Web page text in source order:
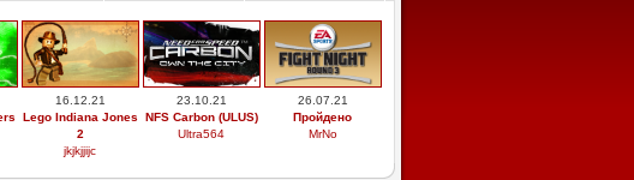
16.12.21
Lego Indiana Jones
2
jkjkjjijc
23.10.21
NFS Carbon (ULUS)
Ultra564
26.07.21
Пройдено
MrNo